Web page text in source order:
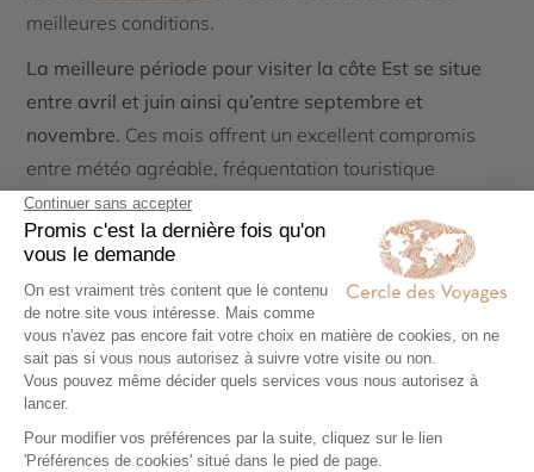
meilleures conditions.
La meilleure période pour visiter la côte Est se situe
entre avril et juin ainsi qu’entre septembre et
novembre. Ces mois offrent un excellent compromis
entre météo agréable, fréquentation touristique
raisonnable et richesse des paysages. Le printemps
permet de découvrir les grandes villes sous des
températures douces, tandis que l’automne dévoile les
plus belles couleurs de la région. Pour la Floride,l’hiver
reste la saison privilégiée afin d’éviter les fortes
chaleurs, l’humidité estivale et les risques d’ouragans
qui peuvent toucher la région entre juin et novembre.
Grâce à cette diversité climatique et culturelle,la côte